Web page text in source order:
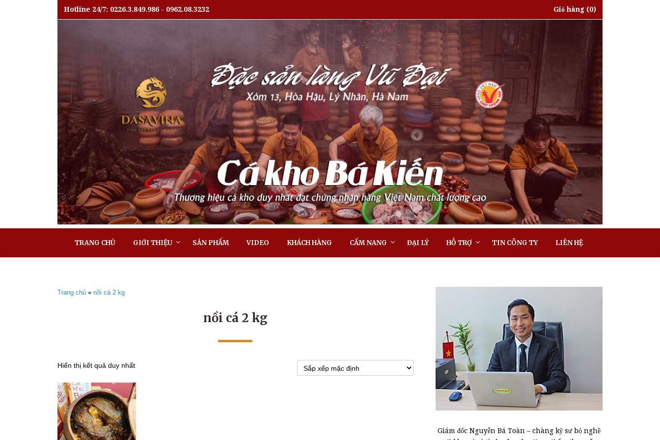
Hotline 24/7: 0226.3.849.986 - 0962.08.3232 Giỏ hàng (0)
TRANG CHỦ GIỚI THIỆU SẢN PHẨM VIDEO KHÁCH HÀNG CẨM NANG ĐẠI LÝ HỖ TRỢ TIN CÔNG TY LIÊN HỆ
Trang chủ » nồi cá 2 kg
nồi cá 2 kg
Hiển thị kết quả duy nhất
Giám đốc Nguyễn Bá Toàn – chàng kỹ sư bỏ nghề